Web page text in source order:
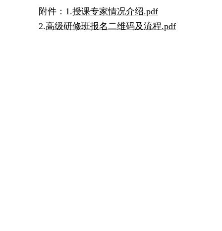
附件：1.授课专家情况介绍.pdf
2.高级研修班报名二维码及流程.pdf